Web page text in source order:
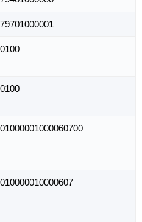
79701000001
0100
0100
01000001000060700
010000010000607